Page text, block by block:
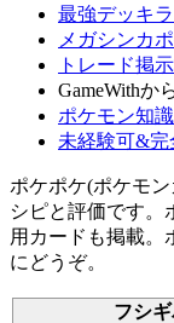
最強デッキ
メガシンカ
トレード掲
GameWithか
ポケモン知
未経験可&完
ポケポケ(ポケモ
シピと評価です。
用カードも掲載。
にどうぞ。
フシ